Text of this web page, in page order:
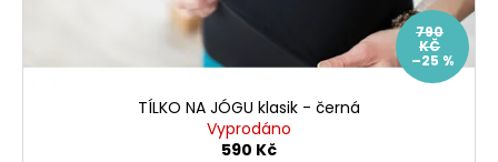
790
KČ
–25 %
TÍLKO NA JÓGU klasik - černá
Vyprodáno
590 Kč